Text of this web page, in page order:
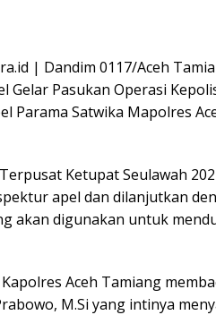
| Dandim 0117/Aceh
Gelar Pasukan Operasi
Parama Satwika Mapolres
Ketupat Seulawah
apel dan dilanjutkan
akan digunakan untuk
Aceh Tamiang
M.Si yang intinya